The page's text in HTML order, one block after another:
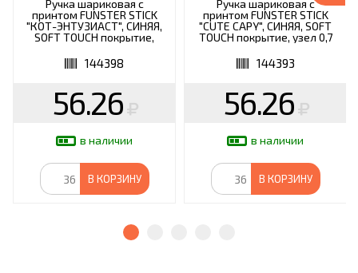
Ручка шариковая с
принтом FUNSTER STICK
"КОТ-ЭНТУЗИАСТ", СИНЯЯ,
SOFT TOUCH покрытие,
144398
144398
56.26
в наличии
В КОРЗИНУ
Ручка шариковая с
принтом FUNSTER STICK
"CUTE CAPY", СИНЯЯ, SOFT
TOUCH покрытие, узел 0,7
144393
144393
56.26
в наличии
В КОРЗИНУ